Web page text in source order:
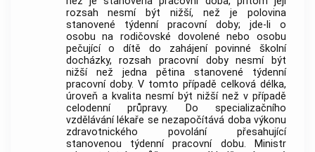
rozsah nesmí být nižší, než je polovina
stanovené týdenní pracovní doby; jde-li o
osobu na rodičovské dovolené nebo osobu
pečující o dítě do zahájení povinné školní
docházky, rozsah pracovní doby nesmí být
nižší než jedna pětina stanovené týdenní
pracovní doby. V tomto případě celková délka,
úroveň a kvalita nesmí být nižší než v případě
celodenní průpravy. Do specializačního
vzdělávánílékaře se nezapočítává doba výkonu
zdravotnického povolánípřesahující
stanovenou týdenní pracovní dobu. Ministr